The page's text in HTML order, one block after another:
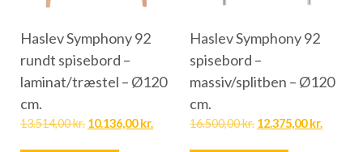
Haslev Symphony 92
rundt spisebord –
laminat/træstel – Ø120
cm.
13.514,00kr. 10.136,00kr.
Haslev Symphony 92
spisebord –
massiv/splitben – Ø120
cm.
16.500,00kr. 12.375,00kr.